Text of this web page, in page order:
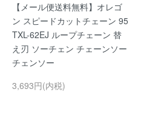
【メール便送料無料】オレゴ
ン スピードカットチェーン 95
TXL-62EJ ループチェーン 替
え刃 ソーチェン チェーンソー
チェンソー
3,693円(内税)